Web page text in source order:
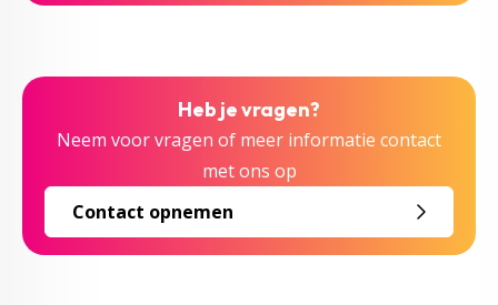
Heb je vragen?
Neem voor vragen of meer informatie contact
met ons op
Contact opnemen